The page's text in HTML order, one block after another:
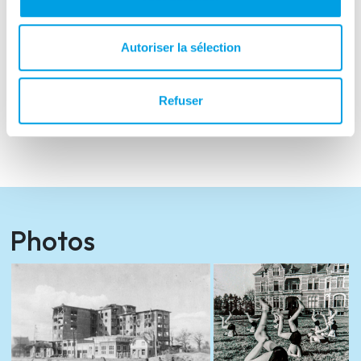
Autoriser la sélection
Refuser
oorlogssituaties.
Tourist information
www.battleforthelocks.be
www.kempen.be
Photos